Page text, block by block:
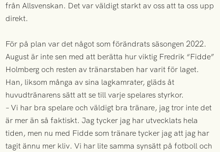
från Allsvenskan. Det var väldigt starkt av oss att ta oss upp
direkt.
För på plan var det något som förändrats säsongen 2022.
August är inte sen med att berätta hur viktig Fredrik “Fidde”
Holmberg och resten av tränarstaben har varit för laget.
Han, liksom många av sina lagkamrater, gläds åt
huvudtränarens sätt att se till varje spelares styrkor.
– Vi har bra spelare och väldigt bra tränare, jag tror inte det
är mer än så faktiskt. Jag tycker jag har utvecklats hela
tiden, men nu med Fidde som tränare tycker jag att jag har
tagit ännu mer kliv. Vi har lite samma synsätt på fotboll och